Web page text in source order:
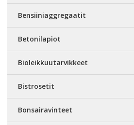
Bensiiniaggregaatit
Betonilapiot
Bioleikkuutarvikkeet
Bistrosetit
Bonsairavinteet